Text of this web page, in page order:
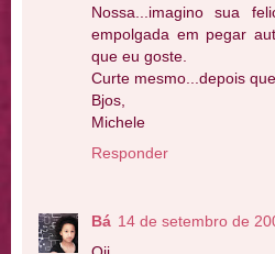
Nossa...imagino sua
empolgada em pegar
que eu goste.
Curte mesmo...depois
Bjos,
Michele
Responder
Bá 14 de setembro de